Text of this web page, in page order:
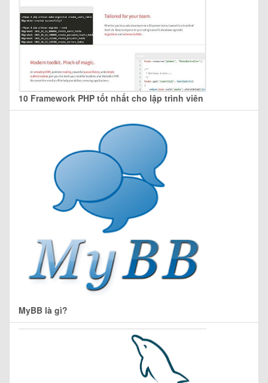
10 Framework PHP tốt nhất cho lập trình viên
MyBB là gì?